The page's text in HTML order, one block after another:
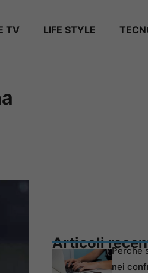
TV LIFE STYLE
Articoli
Perché
nei